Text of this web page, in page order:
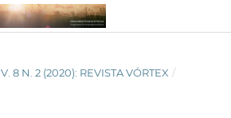
V. 8 N. 2 (2020): REVISTA VÓRTEX /